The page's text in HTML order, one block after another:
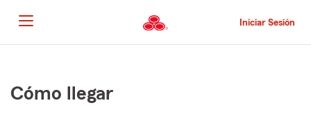
al
contenido
principal
Iniciar Sesión
principal
Cómo llegar